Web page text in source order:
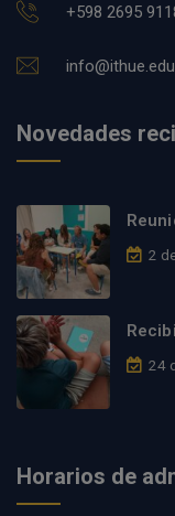
+598 2695
Novedades
2
24
Horarios de